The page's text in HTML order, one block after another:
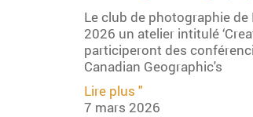
Le club de photographie
2026 un atelier intitulé
participeront des
Canadian Geographic's
Lire plus "
7 mars 2026